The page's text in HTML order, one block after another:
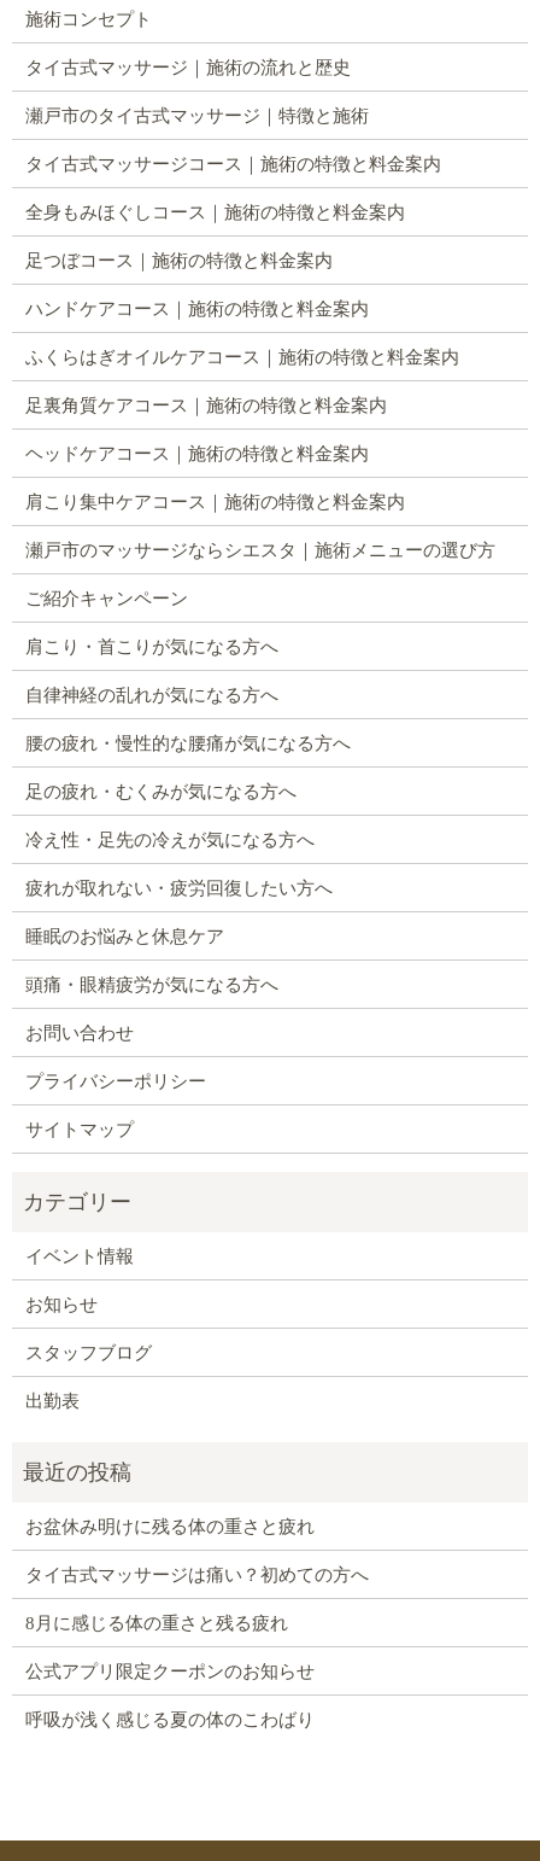
施術コンセプト
タイ古式マッサージ｜施術の流れと歴史
瀬戸市のタイ古式マッサージ｜特徴と施術
タイ古式マッサージコース｜施術の特徴と料金案内
全身もみほぐしコース｜施術の特徴と料金案内
足つぼコース｜施術の特徴と料金案内
ハンドケアコース｜施術の特徴と料金案内
ふくらはぎオイルケアコース｜施術の特徴と料金案内
足裏角質ケアコース｜施術の特徴と料金案内
ヘッドケアコース｜施術の特徴と料金案内
肩こり集中ケアコース｜施術の特徴と料金案内
瀬戸市のマッサージならシエスタ｜施術メニューの選び方
ご紹介キャンペーン
肩こり・首こりが気になる方へ
自律神経の乱れが気になる方へ
腰の疲れ・慢性的な腰痛が気になる方へ
足の疲れ・むくみが気になる方へ
冷え性・足先の冷えが気になる方へ
疲れが取れない・疲労回復したい方へ
睡眠のお悩みと休息ケア
頭痛・眼精疲労が気になる方へ
お問い合わせ
プライバシーポリシー
サイトマップ
イベント情報
お知らせ
スタッフブログ
出勤表
お盆休み明けに残る体の重さと疲れ
タイ古式マッサージは痛い？初めての方へ
8月に感じる体の重さと残る疲れ
公式アプリ限定クーポンのお知らせ
呼吸が浅く感じる夏の体のこわばり